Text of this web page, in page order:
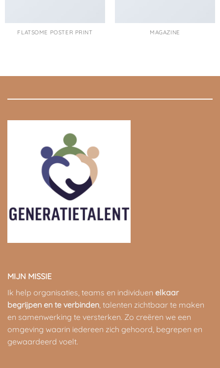
FLATSOME POSTER PRINT MAGAZINE
MIJN MISSIE
Ik help organisaties, teams en individuen elkaar
begrijpen en te verbinden, talenten zichtbaar te maken
en samenwerking te versterken. Zo creëren we een
omgeving waarin iedereen zich gehoord, begrepen en
gewaardeerd voelt.